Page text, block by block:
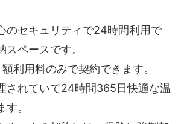
のセキュリティで24時間利用で
スペースです。
利用料のみで契約できます。
されていて24時間365日快適な温
。